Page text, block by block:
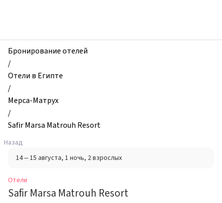
Safir
Marsa
Matrouh
Resort,
Мерса-
Матрух,
Египет
Бронирование отелей
/
Отели в Египте
/
Мерса-Матрух
/
Safir Marsa Matrouh Resort
Назад
14 – 15 августа, 1 ночь, 2 взрослых
Отели
Safir Marsa Matrouh Resort